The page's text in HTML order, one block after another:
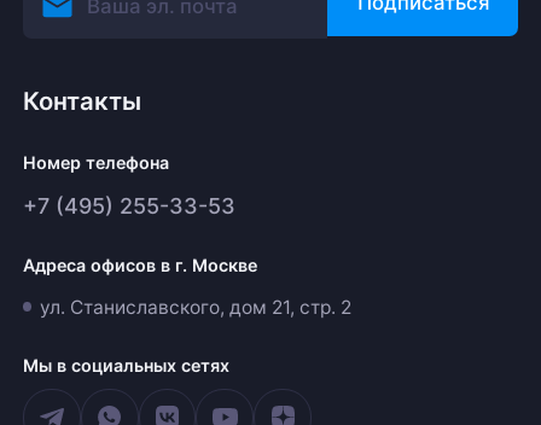
Контакты
Номер телефона
+7 (495) 255-33-53
Адреса офисов в г. Москве
ул. Станиславского, дом 21, стр. 2
Мы в социальных сетях